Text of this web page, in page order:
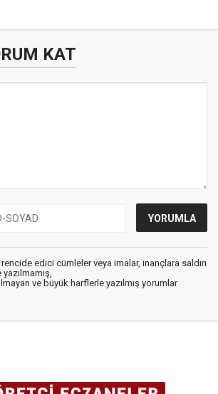
KAT
edici cümleler veya imalar, inançlara saldırı
ve büyük harflerle yazılmış yorumlar